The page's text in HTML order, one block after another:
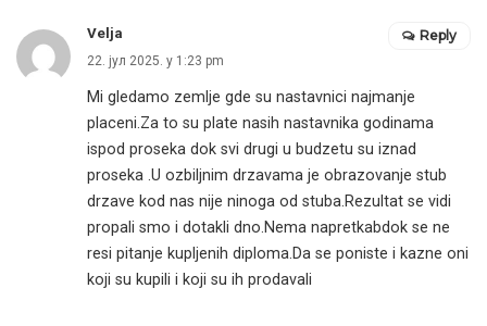
Velja
22. јул 2025. у 1:23 pm
Mi gledamo zemlje gde su nastavnici najmanje
placeni.Za to su plate nasih nastavnika godinama
ispod proseka dok svi drugi u budzetu su iznad
proseka .U ozbiljnim drzavama je obrazovanje stub
drzave kod nas nije ninoga od stuba.Rezultat se vidi
propali smo i dotakli dno.Nema napretkabdok se ne
resi pitanje kupljenih diploma.Da se poniste i kazne oni
koji su kupili i koji su ih prodavali
Reply